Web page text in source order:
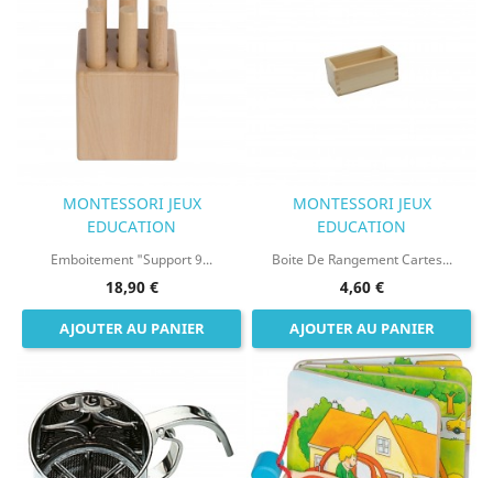
MONTESSORI JEUX
EDUCATION
Emboitement "Support 9...
18,90 €
AJOUTER AU PANIER
MONTESSORI JEUX
EDUCATION
Boite De Rangement Cartes...
4,60 €
AJOUTER AU PANIER